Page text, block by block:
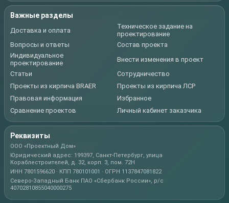
Важные разделы
Доставка и оплата
Техническое задание на
проектирование
Вопросы и ответы
Состав проекта
Индивидуальное
проектирование
Внести изменения в проект
Статьи
Сотрудничество
Проекты из кирпича BRAER
Проекты из кирпича ЛСР
Правовая информация
Избранное
Сравнение проектов
Личный кабинет заказчика
Реквизиты
ООО «Проектный Дом»
Юридический адрес: 199397, Санкт-Петербург, улица
Кораблестроителей, д. 32, корп. 3, пом. 72Н
ИНН 7801596620 · КПП 780101001 · ОГРН 1137847081822
Северо-Западный Банк ПАО «Сбербанк России», р/с
40702810855040000275